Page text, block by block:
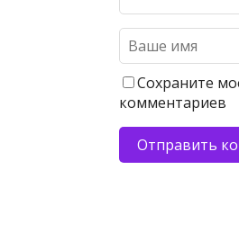
Сохраните
комментариев